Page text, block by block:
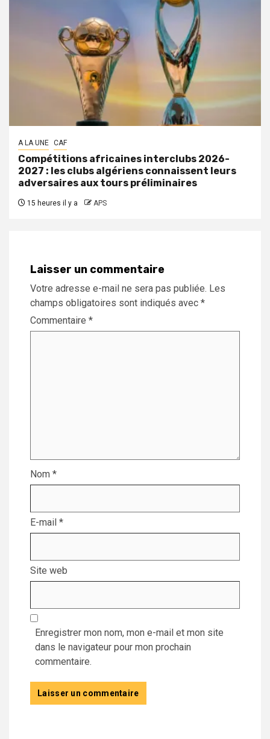
A LA UNE CAF
Compétitions africaines interclubs 2026-
2027 : les clubs algériens connaissent leurs
adversaires aux tours préliminaires
15 heures il y a APS
Laisser un commentaire
Votre adresse e-mail ne sera pas publiée. Les
champs obligatoires sont indiqués avec *
Commentaire *
Nom *
E-mail *
Site web
Enregistrer mon nom, mon e-mail et mon site
dans le navigateur pour mon prochain
commentaire.